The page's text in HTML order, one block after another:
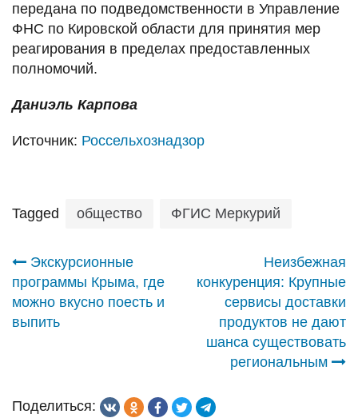
передана по подведомственности в Управление
ФНС по Кировской области для принятия мер
реагирования в пределах предоставленных
полномочий.
Даниэль Карпова
Источник: Россельхознадзор
Tagged общество ФГИС Меркурий
Навигация
по
Экскурсионные
программы Крыма, где
можно вкусно поесть и
выпить
Неизбежная
конкуренция: Крупные
сервисы доставки
продуктов не дают
шанса существовать
региональным
Поделиться: